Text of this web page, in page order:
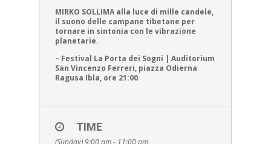
MIRKO SOLLIMA alla luce di mille candele,
il suono delle campane tibetane per
tornare in sintonia con le vibrazione
planetarie.
– Festival La Porta dei Sogni | Auditorium
San Vincenzo Ferreri, piazza Odierna
Ragusa Ibla, ore 21:00
TIME
(Sunday) 9:00 pm - 11:00 pm